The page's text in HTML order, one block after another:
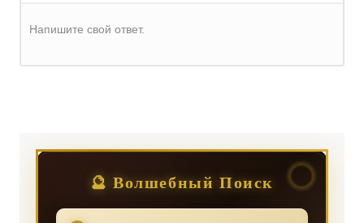
Напишите свой ответ.
🔮 Волшебный Поиск